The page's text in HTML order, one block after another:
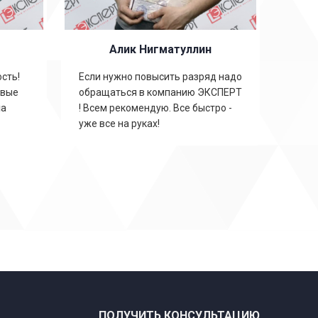
Алик Нигматуллин
Если нужно повысить разряд надо
обращаться в компанию ЭКСПЕРТ
! Всем рекомендую. Все быстро -
уже все на руках!